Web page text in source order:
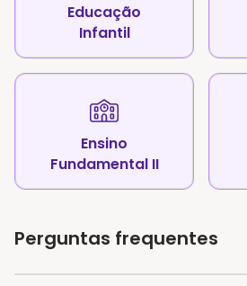
Educação
Infantil
Ensino
Fundamental II
Perguntas frequentes